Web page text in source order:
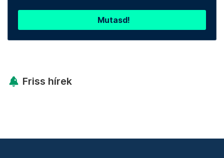
Mutasd!
Friss hírek